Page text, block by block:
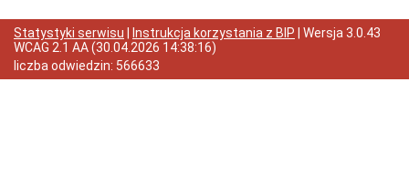
Jak
załatwić
sprawę
Przyjmowanie
Statystyki serwisu Instrukcja korzystania z BIP | Wersja 3.0.43
WCAG 2.1 AA(30.04.2026 14:38:16)
liczba odwiedzin: 566633